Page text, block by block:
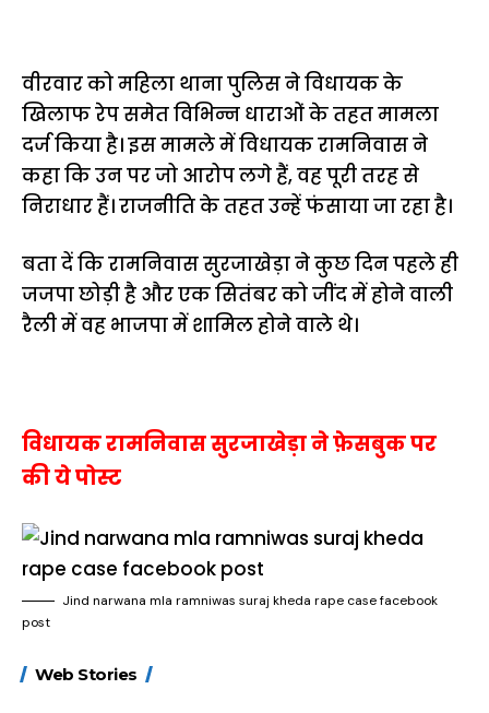
वीरवार को महिला थाना पुलिस ने विधायक के
खिलाफ रेप समेत विभिन्न धाराओं के तहत मामला
दर्ज किया है। इस मामले में विधायक रामनिवास ने
कहा कि उन पर जो आरोप लगे हैं, वह पूरी तरह से
निराधार हैं। राजनीति के तहत उन्हें फंसाया जा रहा है।
बता दें कि रामनिवास सुरजाखेड़ा ने कुछ दिन पहले ही
जजपा छोड़ी है और एक सितंबर को जींद में होने वाली
रैली में वह भाजपा में शामिल होने वाले थे।
विधायक रामनिवास सुरजाखेड़ा ने फ़ेसबुक पर
की ये पोस्ट
Jind narwana mla ramniwas suraj kheda rape case facebook
post
Web Stories
FASTag के ये नए